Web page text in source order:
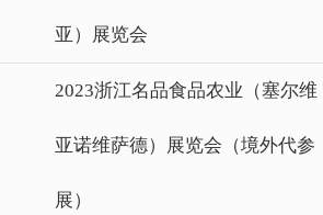
亚）展览会
2023浙江名品食品农业（塞尔维
亚诺维萨德）展览会（境外代参
展）